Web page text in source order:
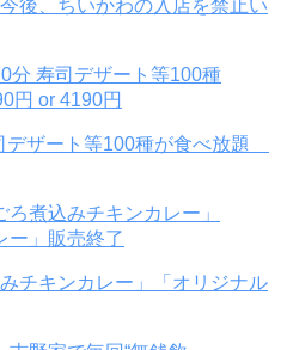
後、ちいかわの入店を禁止い
デザート等100種が食べ放題
チキンカレー」「オリジナル